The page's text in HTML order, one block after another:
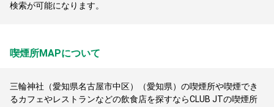
検索が可能になります。
喫煙所MAPについて
三輪神社（愛知県名古屋市中区）（愛知県）の喫煙所や喫煙でき
るカフェやレストランなどの飲食店を探すならCLUB JTの喫煙所